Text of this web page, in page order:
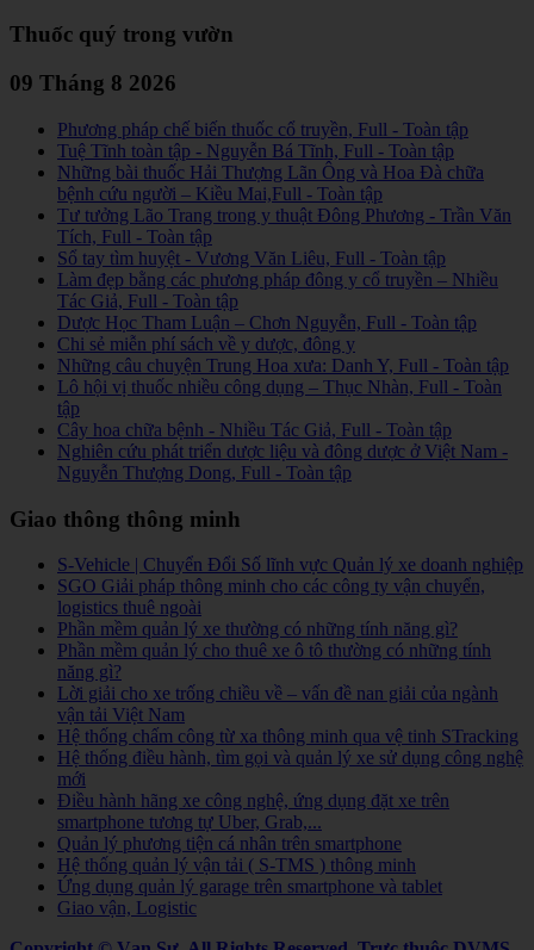
Thuốc quý trong vườn
09 Tháng 8 2026
Phương pháp chế biến thuốc cổ truyền, Full - Toàn tập
Tuệ Tĩnh toàn tập - Nguyễn Bá Tĩnh, Full - Toàn tập
Những bài thuốc Hải Thượng Lãn Ông và Hoa Đà chữa
bệnh cứu người – Kiều Mai,Full - Toàn tập
Tư tưởng Lão Trang trong y thuật Đông Phương - Trần Văn
Tích, Full - Toàn tập
Sổ tay tìm huyệt - Vương Văn Liêu, Full - Toàn tập
Làm đẹp bằng các phương pháp đông y cổ truyền – Nhiều
Tác Giả, Full - Toàn tập
Dược Học Tham Luận – Chơn Nguyễn, Full - Toàn tập
Chi sẻ miễn phí sách về y dược, đông y
Những câu chuyện Trung Hoa xưa: Danh Y, Full - Toàn tập
Lô hội vị thuốc nhiều công dụng – Thục Nhàn, Full - Toàn
tập
Cây hoa chữa bệnh - Nhiều Tác Giả, Full - Toàn tập
Nghiên cứu phát triển dược liệu và đông dược ở Việt Nam -
Nguyễn Thượng Dong, Full - Toàn tập
Giao thông thông minh
S-Vehicle | Chuyển Đổi Số lĩnh vực Quản lý xe doanh nghiệp
SGO Giải pháp thông minh cho các công ty vận chuyển,
logistics thuê ngoài
Phần mềm quản lý xe thường có những tính năng gì?
Phần mềm quản lý cho thuê xe ô tô thường có những tính
năng gì?
Lời giải cho xe trống chiều về – vấn đề nan giải của ngành
vận tải Việt Nam
Hệ thống chấm công từ xa thông minh qua vệ tinh STracking
Hệ thống điều hành, tìm gọi và quản lý xe sử dụng công nghệ
mới
Điều hành hãng xe công nghệ, ứng dụng đặt xe trên
smartphone tương tự Uber, Grab,...
Quản lý phương tiện cá nhân trên smartphone
Hệ thống quản lý vận tải ( S-TMS ) thông minh
Ứng dụng quản lý garage trên smartphone và tablet
Giao vận, Logistic